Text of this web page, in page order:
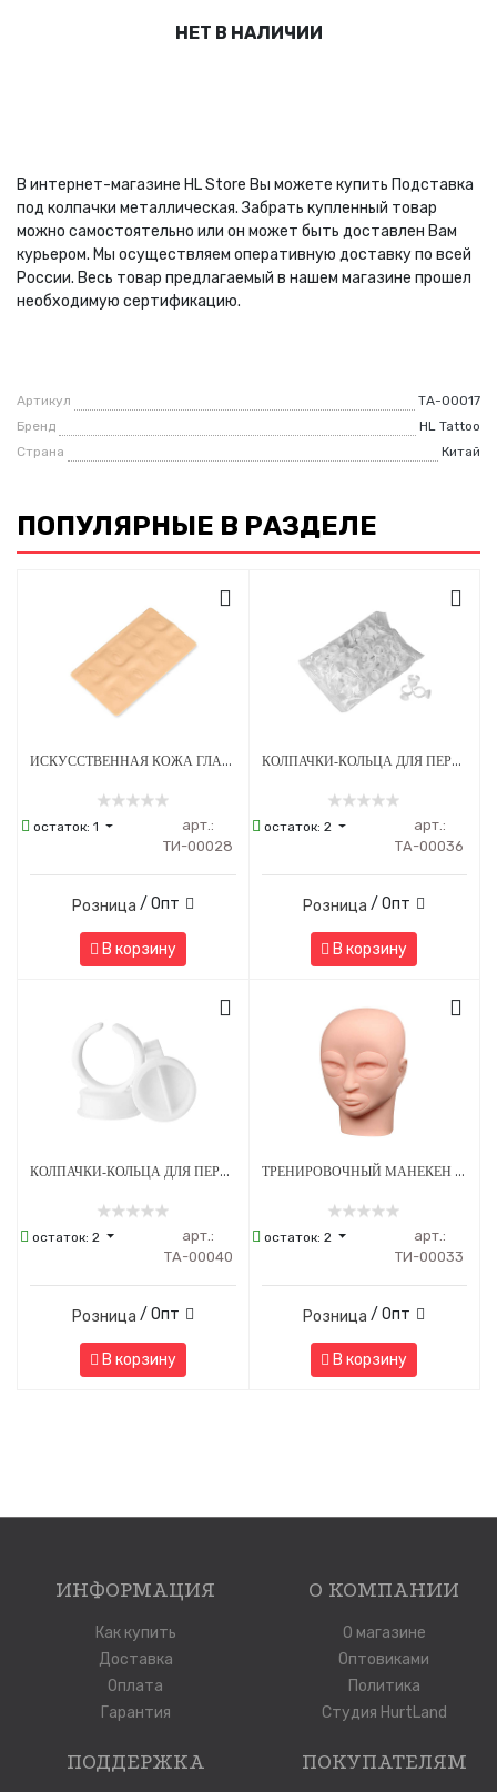
НЕТ В НАЛИЧИИ
В интернет-магазине HL Store Вы можете купить Подставка
под колпачки металлическая. Забрать купленный товар
можно самостоятельно или он может быть доставлен Вам
курьером. Мы осуществляем оперативную доставку по всей
России. Весь товар предлагаемый в нашем магазине прошел
необходимую сертификацию.
Артикул
ТА-00017
Бренд
HL Tattoo
Страна
Китай
ПОПУЛЯРНЫЕ В РАЗДЕЛЕ
ИСКУССТВЕННАЯ КОЖА ГЛАЗА 260Х150 ММ 2 ММ ЖЕЛТАЯ 3D
остаток:1
арт.:
ТИ-00028
Розница / Опт
В корзину
КОЛПАЧКИ-КОЛЬЦА ДЛЯ ПЕРМАНЕНТНОГО МАКИЯЖА 13 Х 0.51 ММ - 100 ШТ
остаток: 2
арт.:
ТА-00036
Розница / Опт
В корзину
КОЛПАЧКИ-КОЛЬЦА ДЛЯ ПЕРМАНЕНТНОГО МАКИЯЖА С РАЗДЕЛИТЕЛЕМ 15 Х 6 ММ - 100 ШТ
остаток:2
арт.:
ТА-00040
Розница / Опт
В корзину
ТРЕНИРОВОЧНЫЙ МАНЕКЕН ДЛЯ ПЕРМАНЕНТНОГО МАКИЯЖА
остаток: 2
арт.:
ТИ-00033
Розница / Опт
В корзину
ИНФОРМАЦИЯ
Как купить
Доставка
Оплата
Гарантия
О КОМПАНИИ
О магазине
Оптовиками
Политика
Студия HurtLand
ПОДДЕРЖКА ПОКУПАТЕЛЯМ